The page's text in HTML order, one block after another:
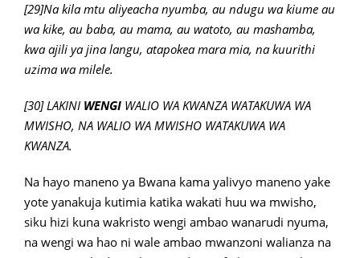
[29]Na kila mtu aliyeacha nyumba, au ndugu wa kiume au
wa kike, au baba, au mama, au watoto, au mashamba,
kwa ajili ya jina langu, atapokea mara mia, na kuurithi
uzima wa milele.
[30] LAKINI WENGI WALIO WA KWANZA WATAKUWA WA
MWISHO, NA WALIO WA MWISHO WATAKUWA WA
KWANZA.
Na hayo maneno ya Bwana kama yalivyo maneno yake
yote yanakuja kutimia katika wakati huu wa mwisho,
siku hizi kuna wakristo wengi ambao wanarudi nyuma,
na wengi wa hao ni wale ambao mwanzoni walianza na